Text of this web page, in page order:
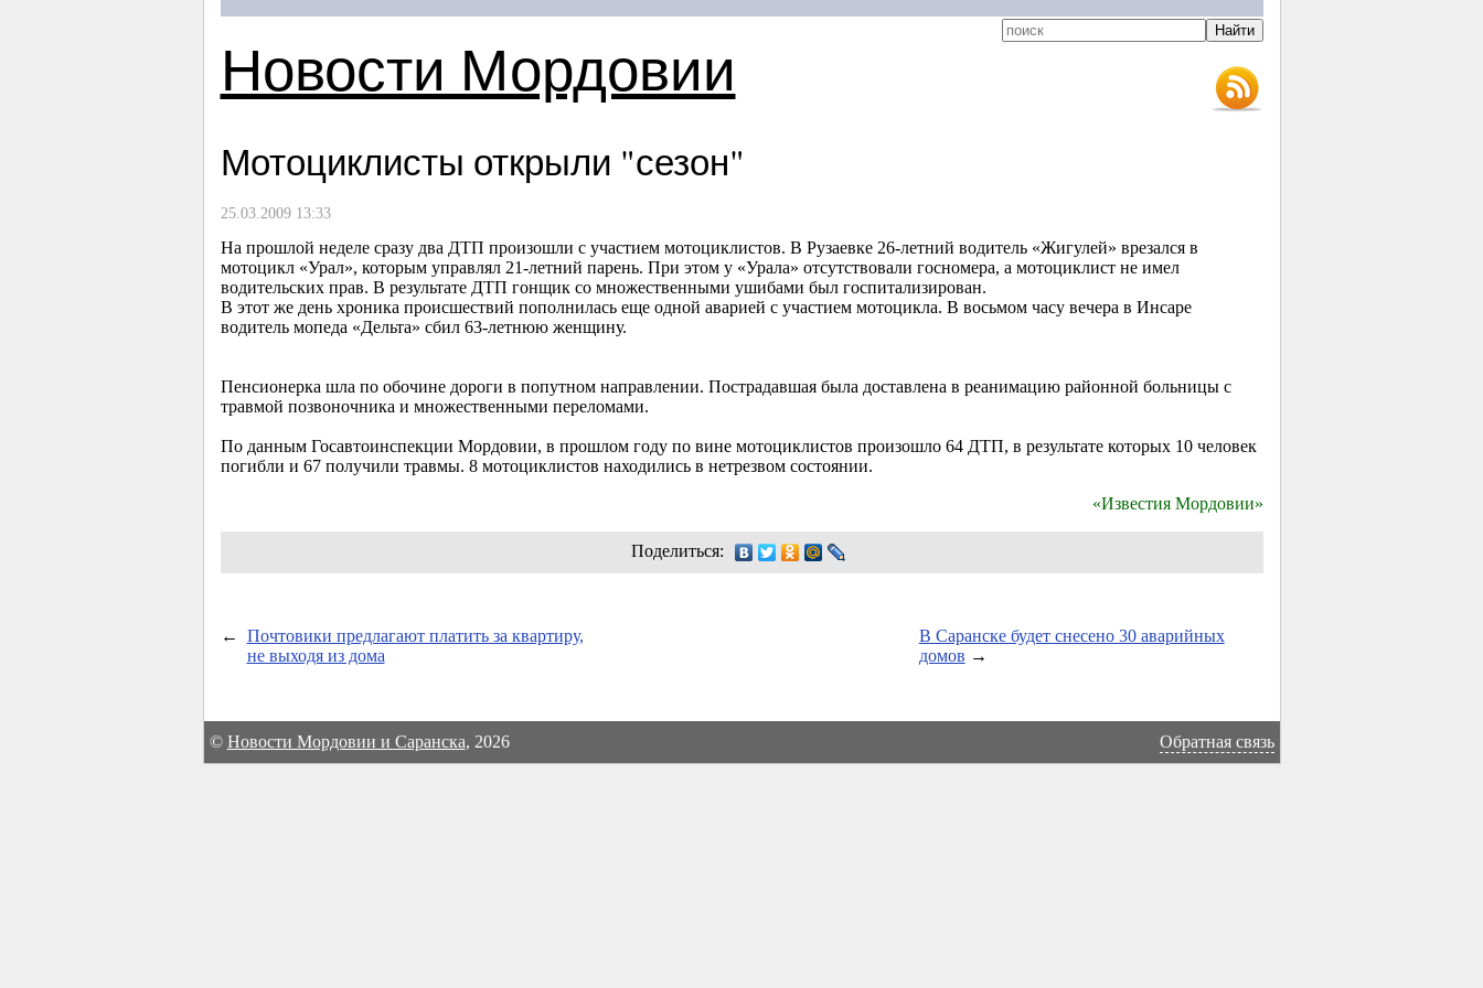
Новости Мордовии
Мотоциклисты открыли "сезон"
25.03.2009 13:33
На прошлой неделе сразу два ДТП произошли с участием мотоциклистов. В Рузаевке 26-летний водитель «Жигулей» врезался в
мотоцикл «Урал», которым управлял 21-летний парень. При этом у «Урала» отсутствовали госномера, а мотоциклист не имел
водительских прав. В результате ДТП гонщик со множественными ушибами был госпитализирован.
В этот же день хроника происшествий пополнилась еще одной аварией с участием мотоцикла. В восьмом часу вечера в Инсаре
водитель мопеда «Дельта» сбил 63-летнюю женщину.
Пенсионерка шла по обочине дороги в попутном направлении. Пострадавшая была доставлена в реанимацию районной больницы с
травмой позвоночника и множественными переломами.
По данным Госавтоинспекции Мордовии, в прошлом году по вине мотоциклистов произошло 64 ДТП, в результате которых 10 человек
погибли и 67 получили травмы. 8 мотоциклистов находились в нетрезвом состоянии.
«Известия Мордовии»
Поделиться:
←
Почтовики предлагают платить за квартиру,
не выходя из дома
В Саранске будет снесено 30 аварийных
домов →
© Новости Мордовии и Саранска, 2026 Обратная связь